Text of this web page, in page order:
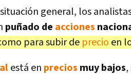
general, los
puñado de acciones
para subir de precio en
está en precios muy bajos